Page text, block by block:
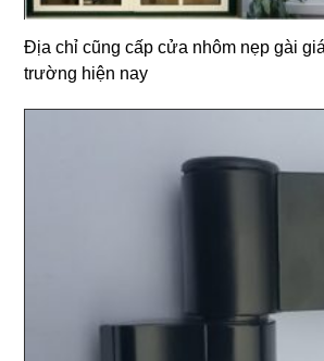
Địa chỉ cũng cấp cửa nhôm nẹp gài
trường hiện nay